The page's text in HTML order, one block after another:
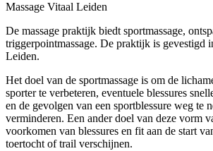
Massage Vitaal Leiden
De massage praktijk biedt sportmassage,
triggerpointmassage. De praktijk is gevestigd
Leiden.
Het doel van de sportmassage is om de
sporter te verbeteren, eventuele blessures
en de gevolgen van een sportblessure weg te
verminderen. Een ander doel van deze vorm
voorkomen van blessures en fit aan de start
toertocht of trail verschijnen.